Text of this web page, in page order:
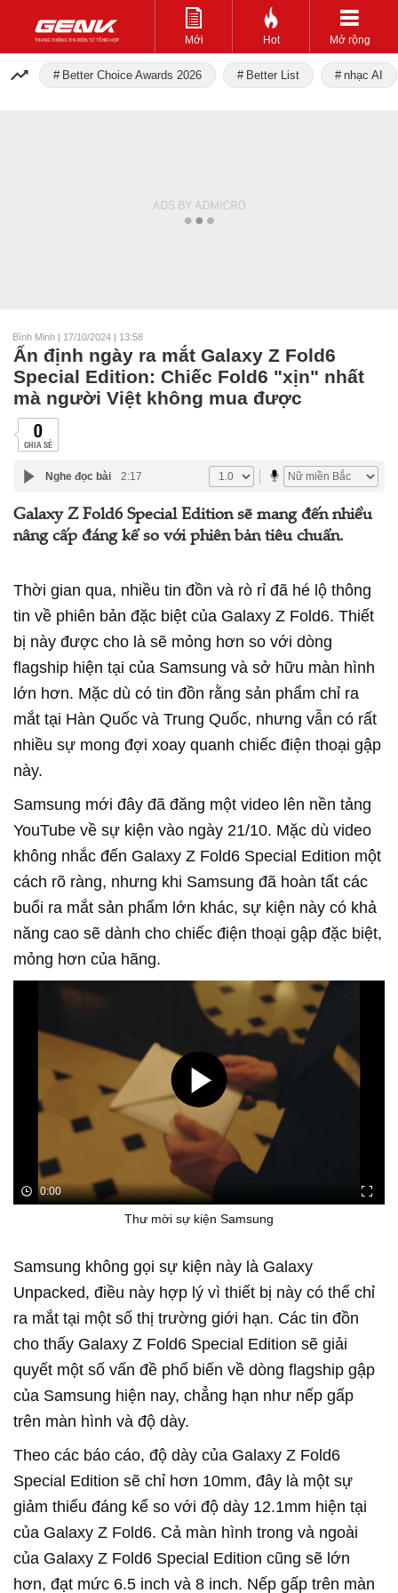
Mới Hot Mở rộng
Better Choice Awards 2026 Better List nhạc AI
Bình Minh | 17/10/2024 | 13:58
Ấn định ngày ra mắt Galaxy Z Fold6
Special Edition: Chiếc Fold6 "xịn" nhất
mà người Việt không mua được
0
CHIA SẺ
Nghe đọc bài 2:17
Galaxy Z Fold6 Special Edition sẽ mang đến nhiều
nâng cấp đáng kể so với phiên bản tiêu chuẩn.
Thời gian qua, nhiều tin đồn và rò rỉ đã hé lộ thông
tin về phiên bản đặc biệt của Galaxy Z Fold6. Thiết
bị này được cho là sẽ mỏng hơn so với dòng
flagship hiện tại của Samsung và sở hữu màn hình
lớn hơn. Mặc dù có tin đồn rằng sản phẩm chỉ ra
mắt tại Hàn Quốc và Trung Quốc, nhưng vẫn có rất
nhiều sự mong đợi xoay quanh chiếc điện thoại gập
này.
Samsung mới đây đã đăng một video lên nền tảng
YouTube về sự kiện vào ngày 21/10. Mặc dù video
không nhắc đến Galaxy Z Fold6 Special Edition một
cách rõ ràng, nhưng khi Samsung đã hoàn tất các
buổi ra mắt sản phẩm lớn khác, sự kiện này có khả
năng cao sẽ dành cho chiếc điện thoại gập đặc biệt,
mỏng hơn của hãng.
0:00
Thư mời sự kiện Samsung
Samsung không gọi sự kiện này là Galaxy
Unpacked, điều này hợp lý vì thiết bị này có thể chỉ
ra mắt tại một số thị trường giới hạn. Các tin đồn
cho thấy Galaxy Z Fold6 Special Edition sẽ giải
quyết một số vấn đề phổ biến về dòng flagship gập
của Samsung hiện nay, chẳng hạn như nếp gấp
trên màn hình và độ dày.
Theo các báo cáo, độ dày của Galaxy Z Fold6
Special Edition sẽ chỉ hơn 10mm, đây là một sự
giảm thiểu đáng kể so với độ dày 12.1mm hiện tại
của Galaxy Z Fold6. Cả màn hình trong và ngoài
của Galaxy Z Fold6 Special Edition cũng sẽ lớn
hơn, đạt mức 6.5 inch và 8 inch. Nếp gấp trên màn